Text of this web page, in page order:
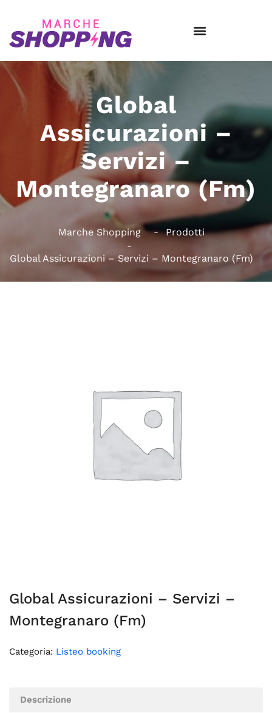
Global
Assicurazioni –
Servizi –
Montegranaro (Fm)
Marche Shopping Prodotti
Global Assicurazioni – Servizi – Montegranaro (Fm)
Global Assicurazioni – Servizi –
Montegranaro (Fm)
Categoria: Listeo booking
Descrizione